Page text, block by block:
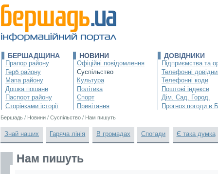
БЕРШАДЩИНА
Прапор району
Герб району
Мапа району
Дошка пошани
Паспорт району
Сторінками історії
НОВИНИ
Офіційні повідомлення
Суспільство
Культура
Політика
Спорт
Привітання
ДОВІДНИКИ
Підприємства та
Телефонні
Телефонні коди
Поштові індекси
Дім. Сад. Город.
Прогноз погоди в
Бершадь / Новини / Суспільство / Нам пишуть
Знай наших Гаряча лінія В громадах Спогади Є така думка
Нам пишуть